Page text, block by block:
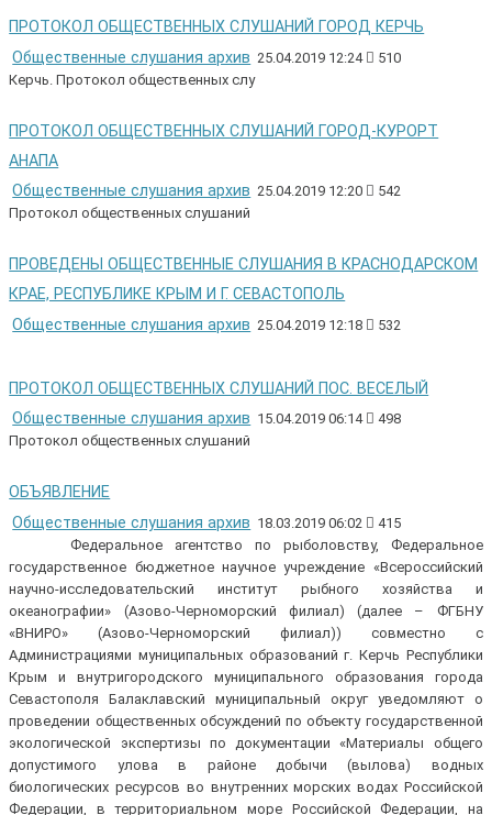
ПРОТОКОЛ ОБЩЕСТВЕННЫХ СЛУШАНИЙ ГОРОД КЕРЧЬ
Общественные слушания архив 25.04.2019 12:24
510
Керчь. Протокол общественных слу
ПРОТОКОЛ ОБЩЕСТВЕННЫХ СЛУШАНИЙ ГОРОД-КУРОРТ
АНАПА
Общественные слушания архив 25.04.2019 12:20
542
Протокол общественных слушаний
ПРОВЕДЕНЫ ОБЩЕСТВЕННЫЕ СЛУШАНИЯ В КРАСНОДАРСКОМ
КРАЕ, РЕСПУБЛИКЕ КРЫМ И Г. СЕВАСТОПОЛЬ
Общественные слушания архив 25.04.2019 12:18 532
ПРОТОКОЛ ОБЩЕСТВЕННЫХ СЛУШАНИЙ ПОС. ВЕСЕЛЫЙ
Общественные слушания архив 15.04.2019 06:14
498
Протокол общественных слушаний
ОБЪЯВЛЕНИЕ
Общественные слушания архив 18.03.2019 06:02
415
Федеральное агентство по рыболовству, Федеральное
государственное бюджетное научное учреждение «Всероссийский
научно-исследовательский институт рыбного хозяйства и
океанографии» (Азово-Черноморский филиал) (далее – ФГБНУ
«ВНИРО» (Азово-Черноморский филиал)) совместно с
Администрациями муниципальных образований г. Керчь Республики
Крым и внутригородского муниципального образования города
Севастополя Балаклавский муниципальный округ уведомляют о
проведении общественных обсуждений по объекту государственной
экологической экспертизы по документации «Материалы общего
допустимого улова в районе добычи (вылова) водных
биологических ресурсов во внутренних морских водах Российской
Федерации, в территориальном море Российской Федерации, на